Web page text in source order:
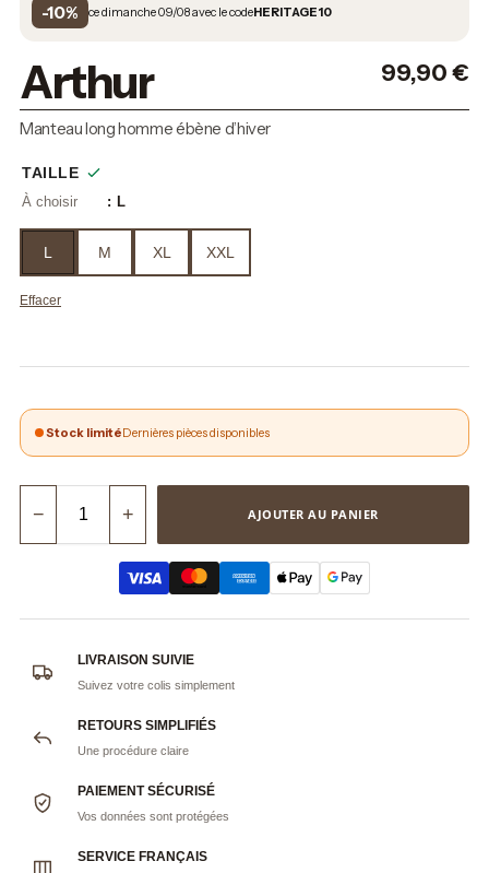
-10% ce dimanche 09/08 avec le codeHERITAGE10
Arthur 99,90€
Manteau long homme ébène d’hiver
TAILLE
: L
L M XL XXL
Effacer
Stock limitéDernières pièces disponibles
− + AJOUTER AU PANIER
LIVRAISON SUIVIE
Suivez votre colis simplement
RETOURS SIMPLIFIÉS
Une procédure claire
PAIEMENT SÉCURISÉ
Vos données sont protégées
SERVICE FRANÇAIS